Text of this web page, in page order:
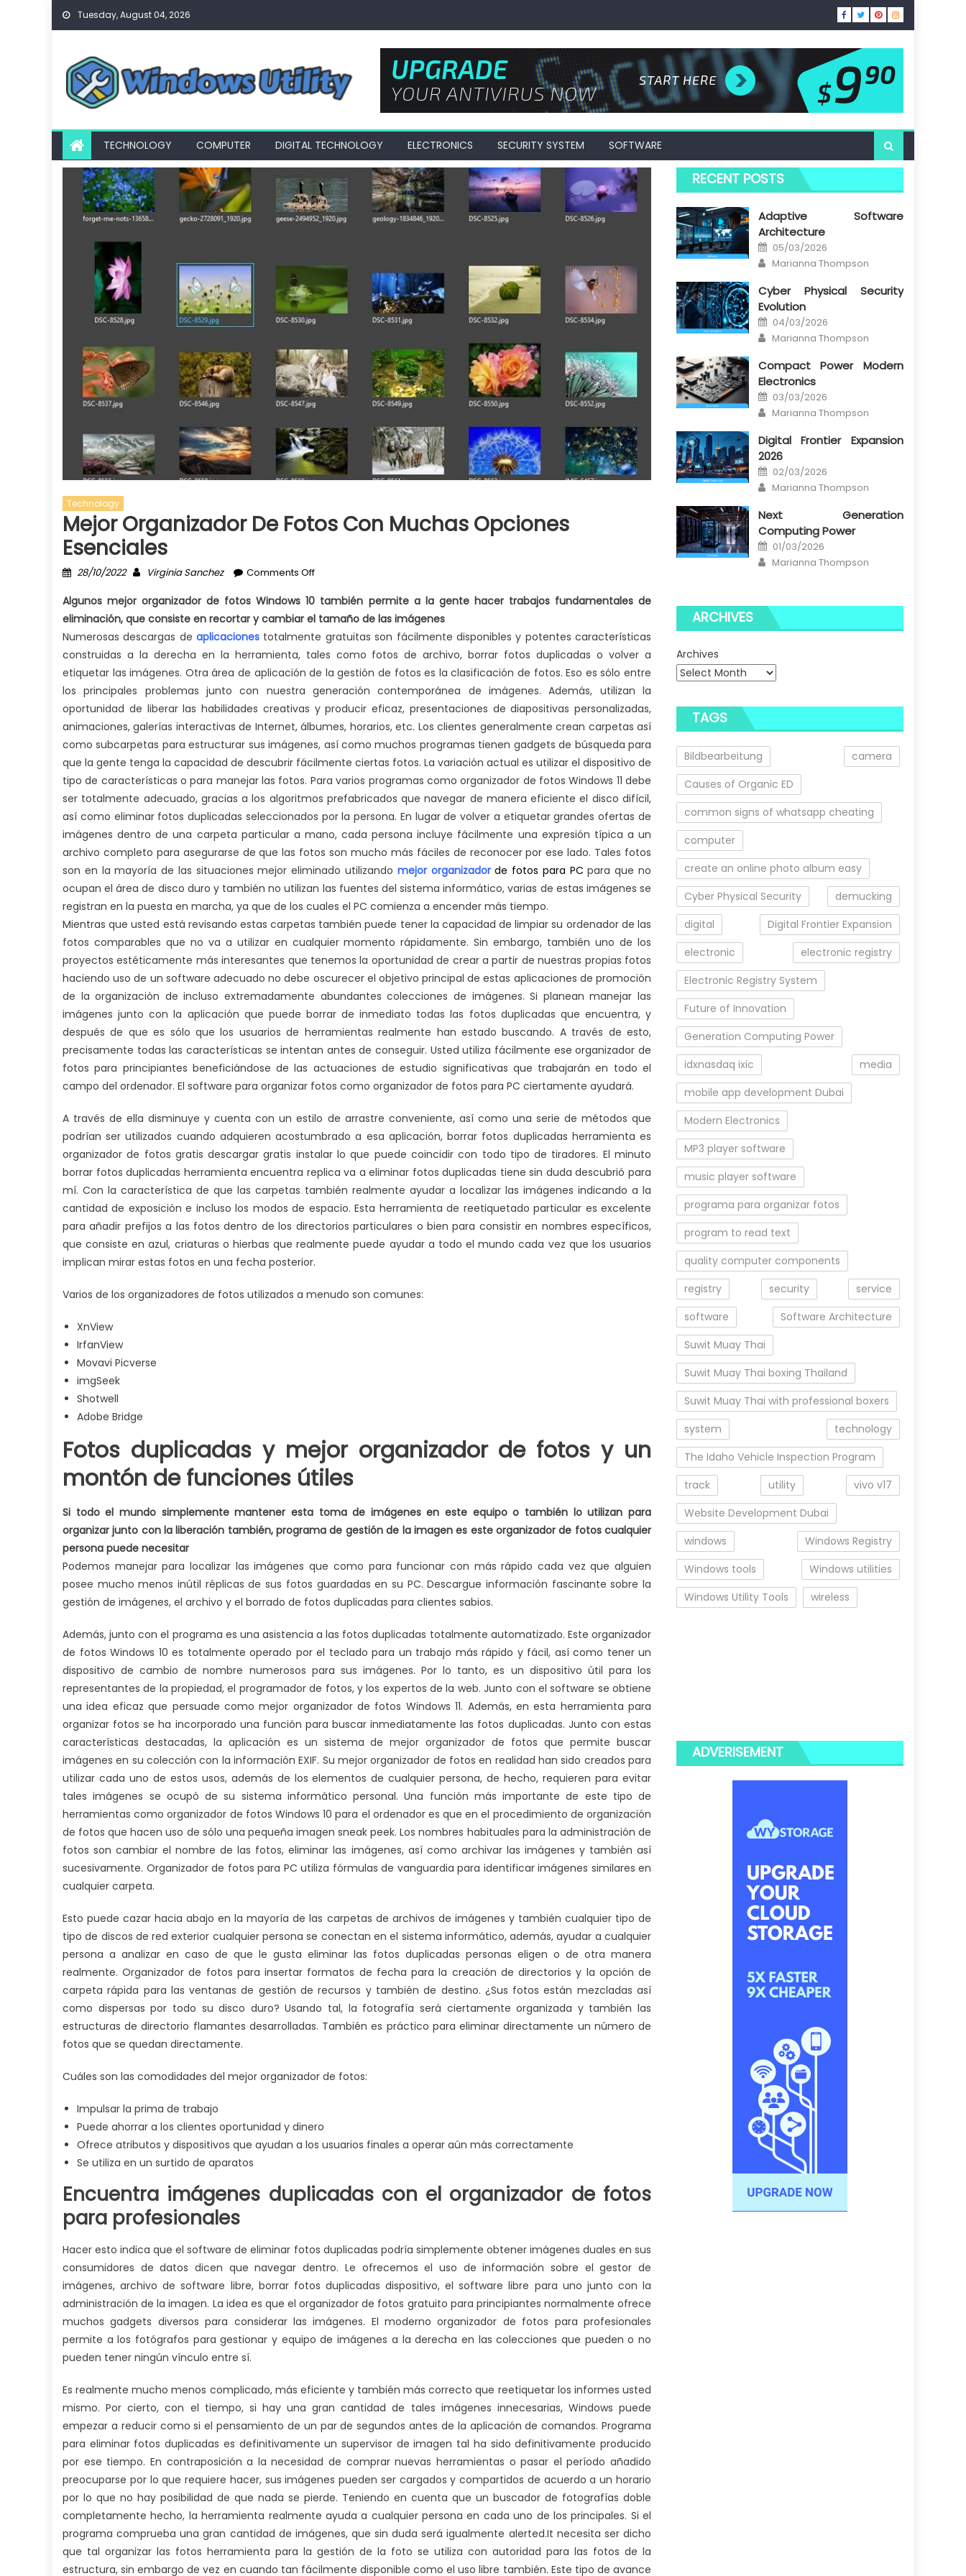
Skip
Tuesday, August 04, 2026
TECHNOLOGY COMPUTER DIGITAL TECHNOLOGY ELECTRONICS SECURITY SYSTEM SOFTWARE
Technology
Mejor Organizador De Fotos Con Muchas Opciones
Esenciales
Posted
28/10/2022 Author
Virginia Sanchez Comments Offon
organizador
de
fotos
con
muchas
opciones
esenciales
Algunos mejor organizador de fotos Windows 10 también permite a la gente hacer trabajos fundamentales de
eliminación, que consiste en recortar y cambiar el tamaño de las imágenes
Numerosas descargas deaplicaciones totalmente gratuitas son fácilmente disponibles y potentes características
construidas a la derecha en la herramienta, tales como fotos de archivo, borrar fotos duplicadas o volver a
etiquetar las imágenes. Otra área de aplicación de la gestión de fotos es la clasificación de fotos. Eso es sólo entre
los principales problemas junto con nuestra generación contemporánea de imágenes. Además, utilizan la
oportunidad de liberar las habilidades creativas y producir eficaz, presentaciones de diapositivas personalizadas,
animaciones, galerías interactivas de Internet, álbumes, horarios, etc. Los clientes generalmente crean carpetas así
como subcarpetas para estructurar sus imágenes, así como muchos programas tienen gadgets de búsqueda para
que la gente tenga la capacidad de descubrir fácilmente ciertas fotos. La variación actual es utilizar el dispositivo de
tipo de características o para manejar las fotos. Para varios programas como organizador de fotos Windows 11 debe
ser totalmente adecuado, gracias a los algoritmos prefabricados que navegar de manera eficiente el disco difícil,
así como eliminar fotos duplicadas seleccionados por la persona. En lugar de volver a etiquetar grandes ofertas de
imágenes dentro de una carpeta particular a mano, cada persona incluye fácilmente una expresión típica a un
archivo completo para asegurarse de que las fotos son mucho más fáciles de reconocer por ese lado. Tales fotos
son en la mayoría de las situaciones mejor eliminado utilizando mejor organizadorde fotos para PCpara que no
ocupan el área de disco duro y también no utilizan las fuentes del sistema informático, varias de estas imágenes se
registran en la puesta en marcha, ya que de los cuales el PC comienza a encender más tiempo.
Mientras que usted está revisando estas carpetas también puede tener la capacidad de limpiar su ordenador de las
fotos comparables que no va a utilizar en cualquier momento rápidamente. Sin embargo, también uno de los
proyectos estéticamente más interesantes que tenemos la oportunidad de crear a partir de nuestras propias fotos
haciendo uso de un software adecuado no debe oscurecer el objetivo principal de estas aplicaciones de promoción
de la organización de incluso extremadamente abundantes colecciones de imágenes. Si planean manejar las
imágenes junto con la aplicación que puede borrar de inmediato todas las fotos duplicadas que encuentra, y
después de que es sólo que los usuarios de herramientas realmente han estado buscando. A través de esto,
precisamente todas las características se intentan antes de conseguir. Usted utiliza fácilmente ese organizador de
fotos para principiantes beneficiándose de las actuaciones de estudio significativas que trabajarán en todo el
campo del ordenador. El software para organizar fotos como organizador de fotos para PC ciertamente ayudará.
A través de ella disminuye y cuenta con un estilo de arrastre conveniente, así como una serie de métodos que
podrían ser utilizados cuando adquieren acostumbrado a esa aplicación, borrar fotos duplicadas herramienta es
organizador de fotos gratis descargar gratis instalar lo que puede coincidir con todo tipo de tiradores. El minuto
borrar fotos duplicadas herramienta encuentra replica va a eliminar fotos duplicadas tiene sin duda descubrió para
mí. Con la característica de que las carpetas también realmente ayudar a localizar las imágenes indicando a la
cantidad de exposición e incluso los modos de espacio. Esta herramienta de reetiquetado particular es excelente
para añadir prefijos a las fotos dentro de los directorios particulares o bien para consistir en nombres específicos,
que consiste en azul, criaturas o hierbas que realmente puede ayudar a todo el mundo cada vez que los usuarios
implican mirar estas fotos en una fecha posterior.
Varios de los organizadores de fotos utilizados a menudo son comunes:
XnView
IrfanView
Movavi Picverse
imgSeek
Shotwell
Adobe Bridge
Fotos duplicadas y mejor organizador de fotos y un
montón de funciones útiles
Si todo el mundo simplemente mantener esta toma de imágenes en este equipo o también lo utilizan para
organizar junto con la liberación también, programa de gestión de la imagen es este organizador de fotos cualquier
persona puede necesitar
Podemos manejar para localizar las imágenes que como para funcionar con más rápido cada vez que alguien
posee mucho menos inútil réplicas de sus fotos guardadas en su PC. Descargue información fascinante sobre la
gestión de imágenes, el archivo y el borrado de fotos duplicadas para clientes sabios.
Además, junto con el programa es una asistencia a las fotos duplicadas totalmente automatizado. Este organizador
de fotos Windows 10 es totalmente operado por el teclado para un trabajo más rápido y fácil, así como tener un
dispositivo de cambio de nombre numerosos para sus imágenes. Por lo tanto, es un dispositivo útil para los
representantes de la propiedad, el programador de fotos, y los expertos de la web. Junto con el software se obtiene
una idea eficaz que persuade como mejor organizador de fotos Windows 11. Además, en esta herramienta para
organizar fotos se ha incorporado una función para buscar inmediatamente las fotos duplicadas. Junto con estas
características destacadas, la aplicación es un sistema de mejor organizador de fotos que permite buscar
imágenes en su colección con la información EXIF. Su mejor organizador de fotos en realidad han sido creados para
utilizar cada uno de estos usos, además de los elementos de cualquier persona, de hecho, requieren para evitar
tales imágenes se ocupó de su sistema informático personal. Una función más importante de este tipo de
herramientas como organizador de fotos Windows 10 para el ordenador es que en el procedimiento de organización
de fotos que hacen uso de sólo una pequeña imagen sneak peek. Los nombres habituales para la administración de
fotos son cambiar el nombre de las fotos, eliminar las imágenes, así como archivar las imágenes y también así
sucesivamente. Organizador de fotos para PC utiliza fórmulas de vanguardia para identificar imágenes similares en
cualquier carpeta.
Esto puede cazar hacia abajo en la mayoría de las carpetas de archivos de imágenes y también cualquier tipo de
tipo de discos de red exterior cualquier persona se conectan en el sistema informático, además, ayudar a cualquier
persona a analizar en caso de que le gusta eliminar las fotos duplicadas personas eligen o de otra manera
realmente. Organizador de fotos para insertar formatos de fecha para la creación de directorios y la opción de
carpeta rápida para las ventanas de gestión de recursos y también de destino. ¿Sus fotos están mezcladas así
como dispersas por todo su disco duro? Usando tal, la fotografía será ciertamente organizada y también las
estructuras de directorio flamantes desarrolladas. También es práctico para eliminar directamente un número de
fotos que se quedan directamente.
Cuáles son las comodidades del mejor organizador de fotos:
Impulsar la prima de trabajo
Puede ahorrar a los clientes oportunidad y dinero
Ofrece atributos y dispositivos que ayudan a los usuarios finales a operar aún más correctamente
Se utiliza en un surtido de aparatos
Encuentra imágenes duplicadas con el organizador de fotos
para profesionales
Hacer esto indica que el software de eliminar fotos duplicadas podría simplemente obtener imágenes duales en sus
consumidores de datos dicen que navegar dentro. Le ofrecemos el uso de información sobre el gestor de
imágenes, archivo de software libre, borrar fotos duplicadas dispositivo, el software libre para uno junto con la
administración de la imagen. La idea es que el organizador de fotos gratuito para principiantes normalmente ofrece
muchos gadgets diversos para considerar las imágenes. El moderno organizador de fotos para profesionales
permite a los fotógrafos para gestionar y equipo de imágenes a la derecha en las colecciones que pueden o no
pueden tener ningún vínculo entre sí.
Es realmente mucho menos complicado, más eficiente y también más correcto que reetiquetar los informes usted
mismo. Por cierto, con el tiempo, si hay una gran cantidad de tales imágenes innecesarias, Windows puede
empezar a reducir como si el pensamiento de un par de segundos antes de la aplicación de comandos. Programa
para eliminar fotos duplicadas es definitivamente un supervisor de imagen tal ha sido definitivamente producido
por ese tiempo. En contraposición a la necesidad de comprar nuevas herramientas o pasar el período añadido
preocuparse por lo que requiere hacer, sus imágenes pueden ser cargados y compartidos de acuerdo a un horario
por lo que no hay posibilidad de que nada se pierde. Teniendo en cuenta que un buscador de fotografías doble
completamente hecho, la herramienta realmente ayuda a cualquier persona en cada uno de los principales. Si el
programa comprueba una gran cantidad de imágenes, que sin duda será igualmente alerted.It necesita ser dicho
que tal organizar las fotos herramienta para la gestión de la foto se utiliza con autoridad para las fotos de la
estructura, sin embargo de vez en cuando tan fácilmente disponible como el uso libre también. Este tipo de avance
RECENT POSTS
Adaptive Software
Architecture
Posted
on
05/03/2026
Author
Marianna Thompson
Cyber Physical Security
Evolution
Posted
on
04/03/2026
Author
Marianna Thompson
Compact Power Modern
Electronics
Posted
on
03/03/2026
Author
Marianna Thompson
Digital Frontier Expansion
2026
Posted
on
02/03/2026
Author
Marianna Thompson
Next Generation
Computing Power
Posted
on
01/03/2026
Author
Marianna Thompson
ARCHIVES
Archives
TAGS
Bildbearbeitung
camera
Causes of Organic ED
common signs of whatsapp cheating
computer
create an online photo album easy
Cyber Physical Security
demucking
digital
Digital Frontier Expansion
electronic
electronic registry
Electronic Registry System
Future of Innovation
Generation Computing Power
idxnasdaq ixic
media
mobile app development Dubai
Modern Electronics
MP3 player software
music player software
programa para organizar fotos
program to read text
quality computer components
registry
security
service
software
Software Architecture
Suwit Muay Thai
Suwit Muay Thai boxing Thailand
Suwit Muay Thai with professional boxers
system
technology
The Idaho Vehicle Inspection Program
track
utility
vivo v17
Website Development Dubai
windows
Windows Registry
Windows tools
Windows utilities
Windows Utility Tools
wireless
ADVERISEMENT